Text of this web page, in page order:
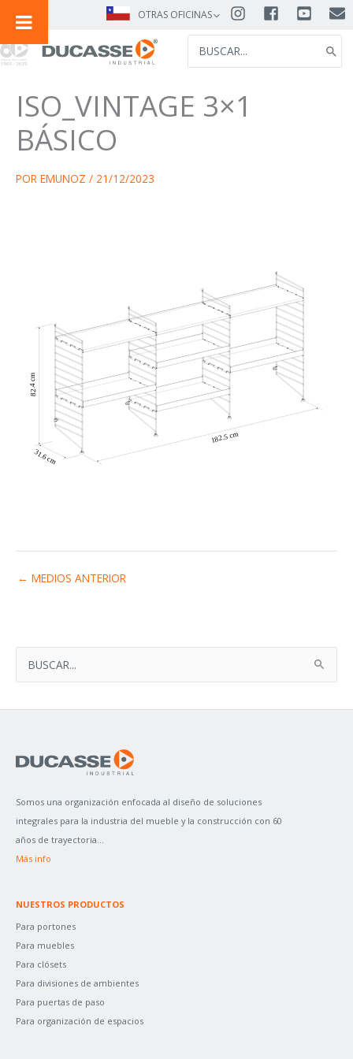
CONTENIDO
OTRAS OFICINAS
FOR:
S
O
R
:
ISO_VINTAGE 3×1
BÁSICO
POR EMUNOZ / 21/12/2023
← MEDIOS ANTERIOR
Somos una organización enfocada al diseño de soluciones
integrales para la industria del mueble y la construcción con 60
años de trayectoria...
Más info
NUESTROS PRODUCTOS
Para portones
Para muebles
Para clósets
Para divisiones de ambientes
Para puertas de paso
Para organización de espacios